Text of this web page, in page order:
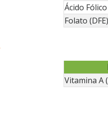
Ácido Fólico
Folato (DFE)
Vitamina A